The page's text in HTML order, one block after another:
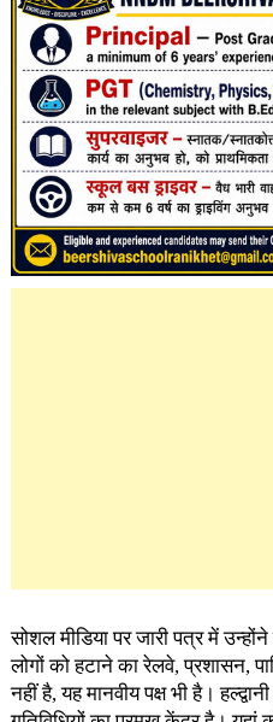
सोशल मीडिया पर जारी पत्र में
लोगों को हटाने का रेलवे, प्रशासन,
नहीं है, यह मानवीय पक्ष भी है।